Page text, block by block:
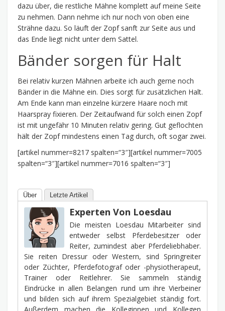
dazu über, die restliche Mähne komplett auf meine Seite
zu nehmen. Dann nehme ich nur noch von oben eine
Strähne dazu. So läuft der Zopf sanft zur Seite aus und
das Ende liegt nicht unter dem Sattel.
Bänder sorgen für Halt
Bei relativ kurzen Mähnen arbeite ich auch gerne noch
Bänder in die Mähne ein. Dies sorgt für zusätzlichen Halt.
Am Ende kann man einzelne kürzere Haare noch mit
Haarspray fixieren. Der Zeitaufwand für solch einen Zopf
ist mit ungefähr 10 Minuten relativ gering. Gut geflochten
hält der Zopf mindestens einen Tag durch, oft sogar zwei.
[artikel nummer=8217 spalten=“3″][artikel nummer=7005
spalten=“3″][artikel nummer=7016 spalten=“3″]
Über Letzte Artikel
Experten Von Loesdau
Die meisten Loesdau Mitarbeiter sind
entweder selbst Pferdebesitzer oder
Reiter, zumindest aber Pferdeliebhaber.
Sie reiten Dressur oder Western, sind Springreiter
oder Züchter, Pferdefotograf oder -physiotherapeut,
Trainer oder Reitlehrer. Sie sammeln ständig
Eindrücke in allen Belangen rund um ihre Vierbeiner
und bilden sich auf ihrem Spezialgebiet ständig fort.
Außerdem machen die Kolleginnen und Kollegen